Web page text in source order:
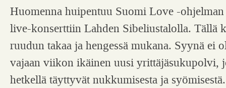
Huomenna huipentuu Suomi Love -
live-konserttiin Lahden Sibeliustalolla. Tällä
ruudun takaa ja hengessä mukana. Syynä ei
vajaan viikon ikäinen uusi yrittäjäsukupolvi,
hetkellä täyttyvät nukkumisesta ja syömisestä.